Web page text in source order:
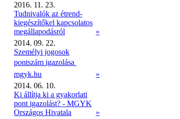
2016. 11. 23.
Tudnivalók az étrend-
kiegészítőkel kapcsolatos
megállapodásról
»
2014. 09. 22.
Személyi jogosok
pontszám igazolása 
mgyk.hu
»
2014. 06. 10.
Ki állítja ki a gyakorlati
pont igazolást? - MGYK
Országos Hivatala
»